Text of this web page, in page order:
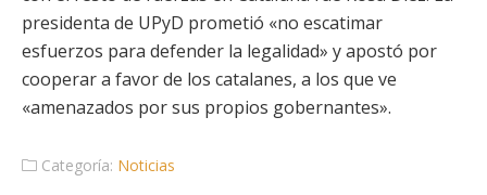
presidenta de UPyD prometió «no escatimar
esfuerzos para defender la legalidad» y apostó por
cooperar a favor de los catalanes, a los que ve
«amenazados por sus propios gobernantes».
Categoría: Noticias